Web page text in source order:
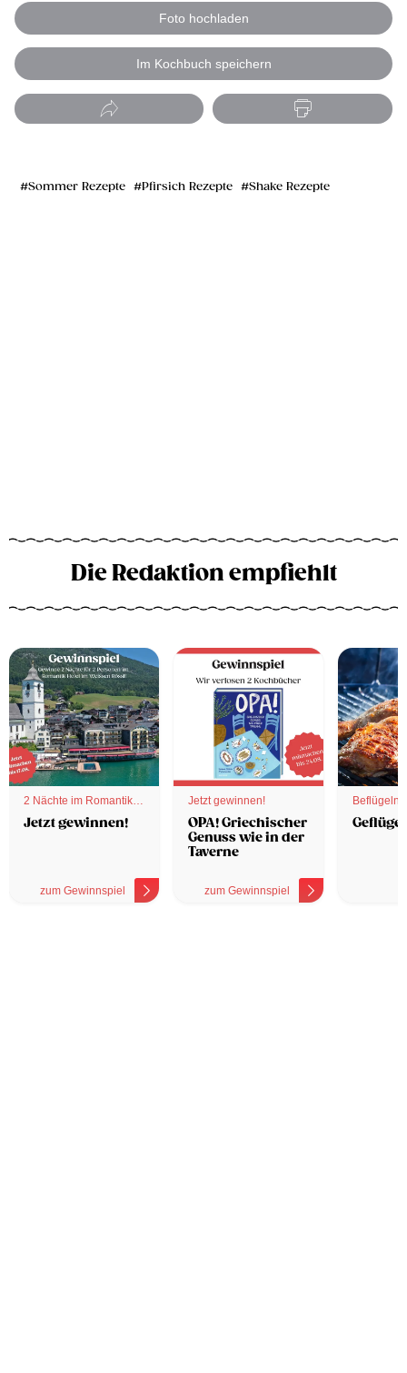
Foto hochladen
Im Kochbuch speichern
Sommer Rezepte Pfirsich Rezepte Shake Rezepte
Die Redaktion empfiehlt
2 Nächte im Romantik
Hotel
Jetzt gewinnen!
zum Gewinnspiel
Jetzt gewinnen!
OPA! Griechischer
Genuss wie in der
Taverne
zum Gewinnspiel